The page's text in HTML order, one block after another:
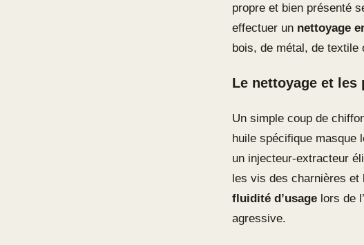
propre et bien présenté
effectuer un nettoyage
bois, de métal, de textile
Le nettoyage et
Un simple coup de
huile spécifique
un injecteur-extracteur
les vis des charnières
fluidité d’usage lors de
agressive.